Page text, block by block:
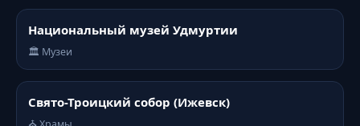
Национальный музей Удмуртии
🏛️ Музеи
Свято-Троицкий собор (Ижевск)